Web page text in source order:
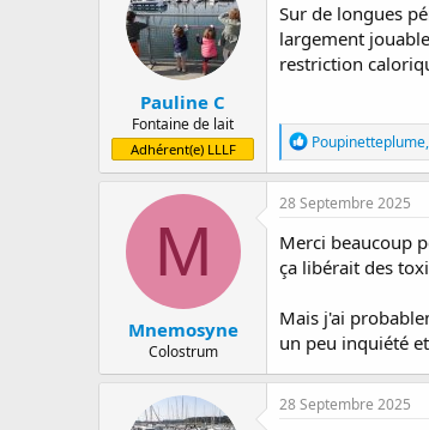
Pauline C
Fontaine de lait
Adhérent(e) LLLF
Sur de longues
largement
restriction
R
é
a
c
i
o
n
:
Poupinetteplume,
M
Mnemosyne
Colostrum
28 Septembre 2025
Merci beaucoup
ça libérait des
Mais j'ai
un peu inquiété
28 Septembre 2025